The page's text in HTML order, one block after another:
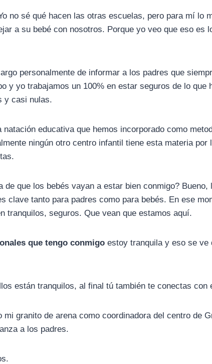
no sé qué hacen las otras escuelas, pero para mí lo
a su bebé con nosotros. Porque yo veo que eso es
personalmente de informar a los padres que
y yo trabajamos un 100% en estar seguros de lo que
y casi nulas.
educativa que hemos incorporado como
ningún otro centro infantil tiene esta materia por
de que los bebés vayan a estar bien conmigo?
clave tanto para padres como para bebés. En ese
tranquilos, seguros. Que vean que estamos aquí.
que tengo conmigo estoy tranquila y eso se ve
están tranquilos, al final tú también te conectas con
mi granito de arena como coordinadora del centro de
a los padres.